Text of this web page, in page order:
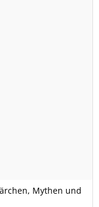
Mythen und